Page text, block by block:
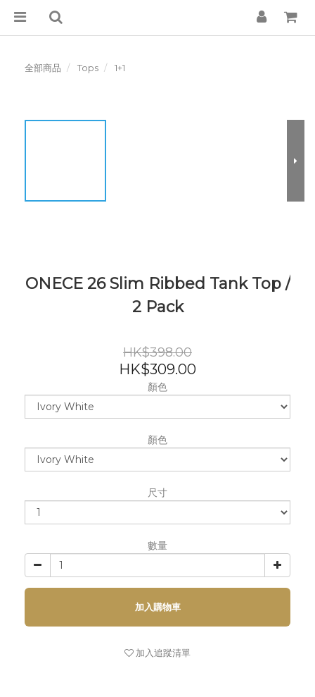
全部商品 Tops 1+1
ONECE 26 Slim Ribbed Tank Top /
2 Pack
HK$398.00
HK$309.00
顏色
顏色
尺寸
數量
加入購物車
加入追蹤清單